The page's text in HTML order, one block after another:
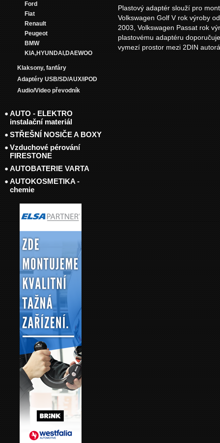
Plastový adaptér slouží pro
Volkswagen Golf V rok výroby
2003, Volkswagen Passat rok
plastovému adaptéru
vymezí prostor mezi 2DIN
Ford
Fiat
Renault
Peugeot
BMW
KIA,HYUNDAI,DAEWOO
Klaksony, fanfáry
Adaptéry USB/SD/AUX/iPOD
Audio/Video převodník
AUTO - ELEKTRO
instalační materiál
STŘEŠNÍ NOSIČE A BOXY
Vzduchové pérování
FIRESTONE
AUTOBATERIE VARTA
AUTOKOSMETIKA -
chemie